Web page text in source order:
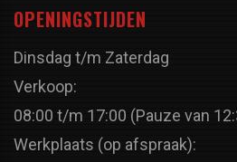
OPENINGSTIJDEN
Dinsdag t/m Zaterdag
Verkoop:
08:00 t/m 17:00 (Pauze van
Werkplaats (op afspraak):